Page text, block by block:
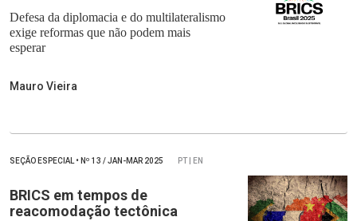
Defesa da diplomacia e do multilateralismo
exige reformas que não podem mais
esperar
Mauro Vieira
SEÇÃO ESPECIAL• Nº 13 / JAN-MAR 2025 PT | EN
BRICS em tempos de
reacomodação tectônica